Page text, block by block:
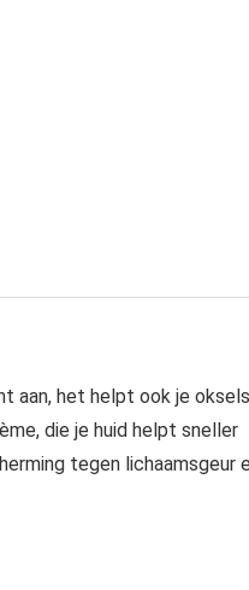
aan, het helpt ook je oksels
die je huid helpt sneller
tegen lichaamsgeur